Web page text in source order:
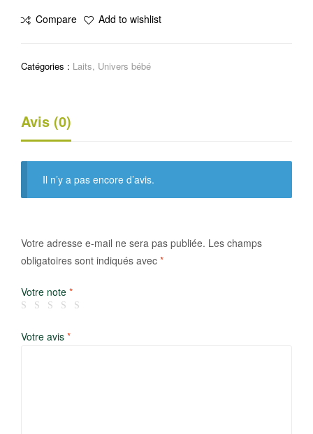
de
à
400g
-
Nursie
Confort
Compare Add to wishlist
Catégories : Laits, Univers bébé
Avis (0)
Il n’y a pas encore d’avis.
Votre adresse e-mail ne sera pas publiée. Les champs
obligatoires sont indiqués avec *
Votre note *
Votre avis *